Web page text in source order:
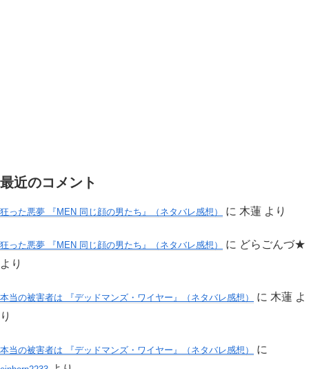
最近のコメント
狂った悪夢 『MEN 同じ顔の男たち』（ネタバレ感想） に 木蓮 より
狂った悪夢 『MEN 同じ顔の男たち』（ネタバレ感想） に どらごんづ★
より
本当の被害者は 『デッドマンズ・ワイヤー』（ネタバレ感想） に 木蓮 よ
り
本当の被害者は 『デッドマンズ・ワイヤー』（ネタバレ感想） に